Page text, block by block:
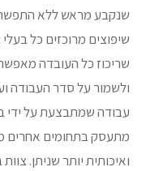
שנקבע מראש ללא
שיפוצים מרוכזים כל
שריכוז כל העובדה
ולשמור על סדר העבודה
עבודה שמתבצעת על ידי
מתעסק בתחומים אחרים
ואיכותית יותר שניתן.